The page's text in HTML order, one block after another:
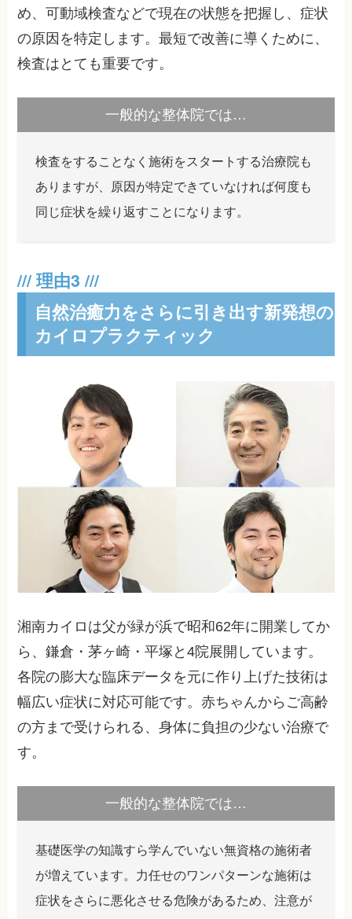
め、可動域検査などで現在の状態を把握し、症状
の原因を特定します。最短で改善に導くために、
検査はとても重要です。
一般的な整体院では…
検査をすることなく施術をスタートする治療院も
ありますが、原因が特定できていなければ何度も
同じ症状を繰り返すことになります。
自然治癒力をさらに引き出す新発想の
カイロプラクティック
湘南カイロは父が緑が浜で昭和62年に開業してか
ら、鎌倉・茅ヶ崎・平塚と4院展開しています。
各院の膨大な臨床データを元に作り上げた技術は
幅広い症状に対応可能です。赤ちゃんからご高齢
の方まで受けられる、身体に負担の少ない治療で
す。
一般的な整体院では…
基礎医学の知識すら学んでいない無資格の施術者
が増えています。力任せのワンパターンな施術は
症状をさらに悪化させる危険があるため、注意が